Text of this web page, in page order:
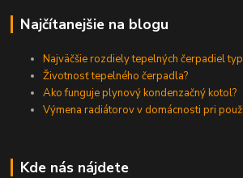
Najčítanejšie na blogu
Najväčšie rozdiely tepelných čerpadiel
Životnosť tepelného čerpadla?
Ako funguje plynový kondenzačný kotol?
Výmena radiátorov v domácnosti pri
Kde nás nájdete